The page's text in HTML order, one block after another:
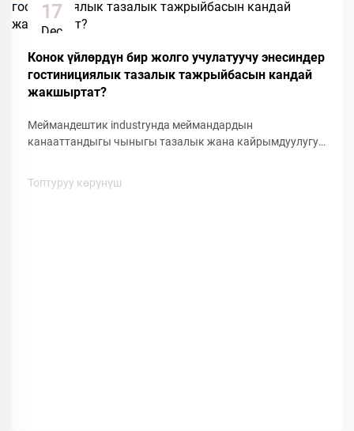
17
Dec
Конок үйлөрдүн бир жолго учулатуучу энесиндер
гостинициялык тазалык тажрыйбасын кандай
жакшыртат?
Меймандештик industryнда меймандардын
канааттандыгы чыныгы тазалык жана кайрымдуулугун
таасирин тийгизген негизги буюмдардын бири болуп
Топтуруу көрүнүш